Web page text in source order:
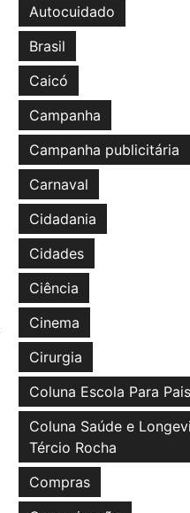
Autocuidado
Brasil
Caicó
Campanha
Campanha publicitária
Carnaval
Cidadania
Cidades
Ciência
Cinema
Cirurgia
Coluna Escola Para Pais
Coluna Saúde e
Tércio Rocha
Compras